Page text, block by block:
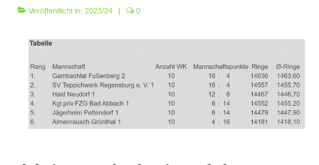
Vereinschronik
Die Geschichte unserer Kapelle
Jugendarbeit
Ergebnisse
1. Mannschaft Luftgewehr
Veröffentlicht in: 2023/24 0